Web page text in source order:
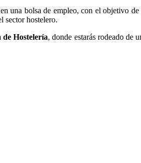
una bolsa de empleo, con el objetivo
sector hostelero.
de Hostelería, donde estarás rodeado de